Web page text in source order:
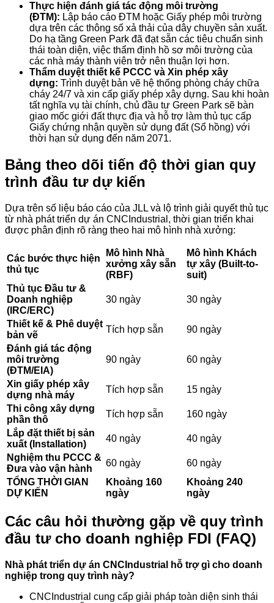
Thực hiện đánh giá tác động môi trường
(ĐTM): Lập báo cáo ĐTM hoặc Giấy phép môi trường
dựa trên các thông số xả thải của dây chuyền sản xuất.
Do hạ tầng Green Park đã đạt sẵn các tiêu chuẩn sinh
thái toàn diện, việc thẩm định hồ sơ môi trường của
các nhà máy thành viên trở nên thuận lợi hơn.
Thẩm duyệt thiết kế PCCC và Xin phép xây
dựng: Trình duyệt bản vẽ hệ thống phòng cháy chữa
cháy 24/7 và xin cấp giấy phép xây dựng. Sau khi hoàn
tất nghĩa vụ tài chính, chủ đầu tư Green Park sẽ bàn
giao mốc giới đất thực địa và hỗ trợ làm thủ tục cấp
Giấy chứng nhận quyền sử dụng đất (Sổ hồng) với
thời hạn sử dụng đến năm 2071.
Bảng theo dõi tiến độ thời gian quy
trình đầu tư dự kiến
Dựa trên số liệu báo cáo của JLL và lộ trình giải quyết thủ tục
từ nhà phát triển dự án CNCIndustrial, thời gian triển khai
được phân định rõ ràng theo hai mô hình nhà xưởng:
Các bước thực hiện
thủ tục
Mô hình Nhà
xưởng xây sẵn
(RBF)
Mô hình Khách
tự xây (Built-to-
suit)
Thủ tục Đầu tư &
Doanh nghiệp
(IRC/ERC)
30 ngày 30 ngày
Thiết kế & Phê duyệt
bản vẽ
Tích hợp sẵn
90 ngày
Đánh giá tác động
môi trường
(ĐTM/EIA)
90 ngày 60 ngày
Xin giấy phép xây
dựng nhà máy
Tích hợp sẵn
15 ngày
Thi công xây dựng
phần thô
Tích hợp sẵn
160 ngày
Lắp đặt thiết bị sản
xuất (Installation)
40 ngày
40 ngày
Nghiệm thu PCCC &
Đưa vào vận hành
60 ngày
60 ngày
TỔNG THỜI GIAN
DỰ KIẾN
Khoảng 160
ngày
Khoảng 240
ngày
Các câu hỏi thường gặp về quy trình
đầu tư cho doanh nghiệp FDI (FAQ)
Nhà phát triển dự án CNCIndustrial hỗ trợ gì cho doanh
nghiệp trong quy trình này?
CNCIndustrial cung cấp giải pháp toàn diện sinh thái